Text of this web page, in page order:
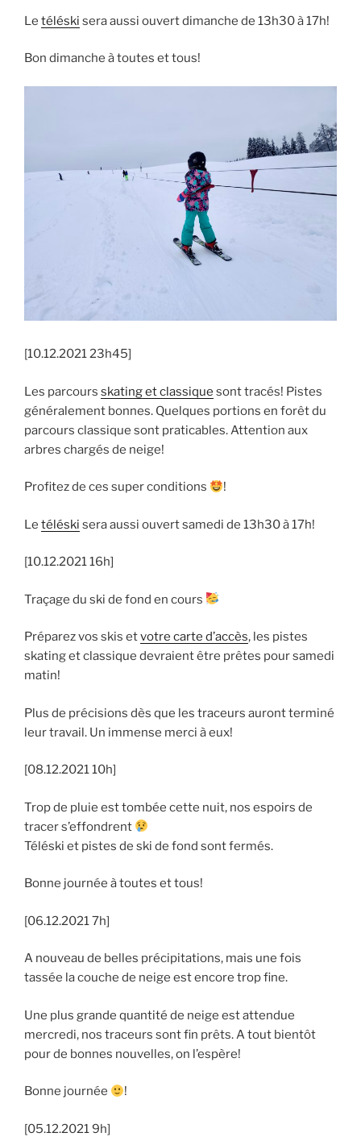
Le téléski sera aussi ouvert dimanche de 13h30 à 17h!
Bon dimanche à toutes et tous!
[10.12.2021 23h45]
Les parcours skating et classique sont tracés! Pistes
généralement bonnes. Quelques portions en forêt du
parcours classique sont praticables. Attention aux
arbres chargés de neige!
Profitez de ces super conditions !
Le téléski sera aussi ouvert samedi de 13h30 à 17h!
[10.12.2021 16h]
Traçage du ski de fond en cours
Préparez vos skis etvotre carte d’accès, les pistes
skating et classique devraient être prêtes pour samedi
matin!
Plus de précisions dès que les traceurs auront terminé
leur travail. Un immense merci à eux!
[08.12.2021 10h]
Trop de pluie est tombée cette nuit, nos espoirs de
tracer s’effondrent
Téléski et pistes de ski de fond sont fermés.
Bonne journée à toutes et tous!
[06.12.2021 7h]
A nouveau de belles précipitations, mais une fois
tassée la couche de neige est encore trop fine.
Une plus grande quantité de neige est attendue
mercredi, nos traceurs sont fin prêts. A tout bientôt
pour de bonnes nouvelles, on l’espère!
Bonne journée !
[05.12.2021 9h]